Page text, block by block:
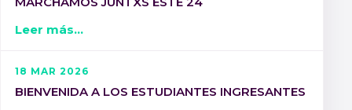
Leer más...
18 MAR 2026
BIENVENIDA A LOS ESTUDIANTES INGRESANTES